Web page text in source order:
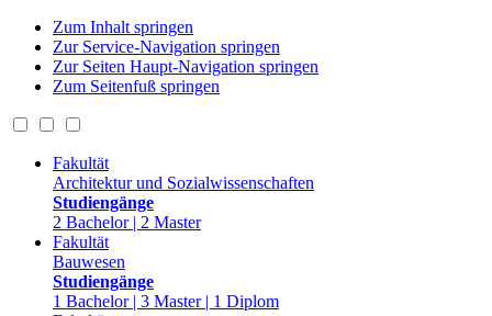
Zum Inhalt springen
Zur Service-Navigation springen
Zur Seiten Haupt-Navigation springen
Zum Seitenfuß springen
Fakultät
Architektur und Sozialwissenschaften
Studiengänge
2 Bachelor | 2 Master
Fakultät
Bauwesen
Studiengänge
1 Bachelor | 3 Master | 1 Diplom